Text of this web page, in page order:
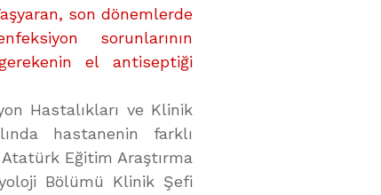
son dönemlerde
sorunlarının
el antiseptiği
Hastalıkları ve Klinik
hastanenin farklı
Eğitim Araştırma
Bölümü Klinik Şefi